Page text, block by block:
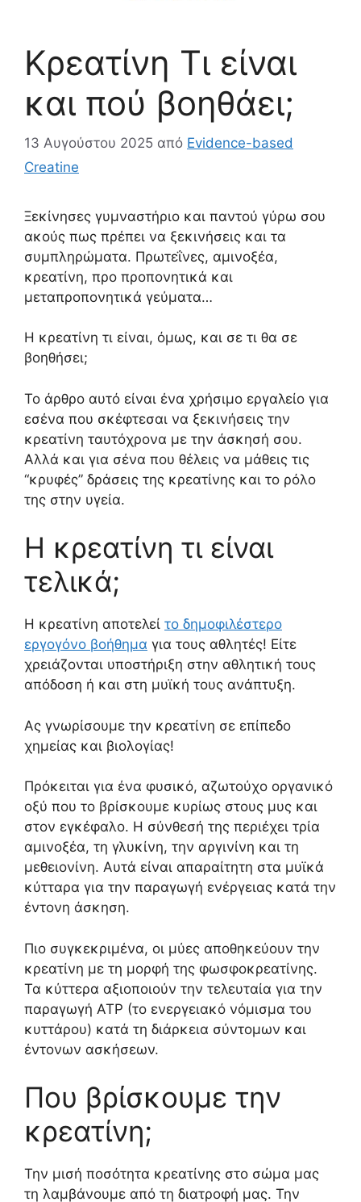
Κρεατίνη Τι είναι
και πού βοηθάει;
13 Αυγούστου 2025 από Evidence-based
Creatine
Ξεκίνησες γυμναστήριο και παντού γύρω σου
ακούς πως πρέπει να ξεκινήσεις και τα
συμπληρώματα. Πρωτεΐνες, αμινοξέα,
κρεατίνη, προ προπονητικά και
μεταπροπονητικά γεύματα…
Η κρεατίνη τι είναι, όμως, και σε τι θα σε
βοηθήσει;
Το άρθρο αυτό είναι ένα χρήσιμο εργαλείο για
εσένα που σκέφτεσαι να ξεκινήσεις την
κρεατίνη ταυτόχρονα με την άσκησή σου.
Αλλά και για σένα που θέλεις να μάθεις τις
“κρυφές” δράσεις της κρεατίνης και το ρόλο
της στην υγεία.
Η κρεατίνη τι είναι
τελικά;
Η κρεατίνη αποτελεί το δημοφιλέστερο
εργογόνο βοήθημα για τους αθλητές! Είτε
χρειάζονται υποστήριξη στην αθλητική τους
απόδοση ή και στη μυϊκή τους ανάπτυξη.
Ας γνωρίσουμε την κρεατίνη σε επίπεδο
χημείας και βιολογίας!
Πρόκειται για ένα φυσικό, αζωτούχο οργανικό
οξύ που το βρίσκουμε κυρίως στους μυς και
στον εγκέφαλο. Η σύνθεσή της περιέχει τρία
αμινοξέα, τη γλυκίνη, την αργινίνη και τη
μεθειονίνη. Αυτά είναι απαραίτητη στα μυϊκά
κύτταρα για την παραγωγή ενέργειας κατά την
έντονη άσκηση.
Πιο συγκεκριμένα, οι μύες αποθηκεύουν την
κρεατίνη με τη μορφή της φωσφοκρεατίνης.
Τα κύττερα αξιοποιούν την τελευταία για την
παραγωγή ATP (το ενεργειακό νόμισμα του
κυττάρου) κατά τη διάρκεια σύντομων και
έντονων ασκήσεων.
Που βρίσκουμε την
κρεατίνη;
Την μισή ποσότητα κρεατίνης στο σώμα μας
τη λαμβάνουμε από τη διατροφή μας. Την